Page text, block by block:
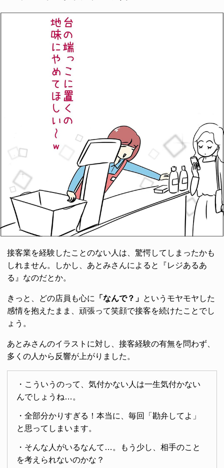
接客業を経験したことのない人は、驚愕してしまったかも
しれません。しかし、あとみさんによると『レジあるあ
る』なのだとか。
きっと、どの店員も心に 「なんで？」 というモヤモヤした
感情を抱えたまま、頑張って笑顔で接客を続けたことでし
ょう。
あとみさんのイラストに対し、接客経験の有無を問わず、
多くの人から反響が上がりました。
・こういうのって、気付かない人は一生気付かない
んでしょうね…。
・全部分かりすぎる！本当に、毎回「勘弁してよ」
と思ってしまいます。
・そんな人がいるなんて…。もう少し、相手のこと
を考えられないのかな？